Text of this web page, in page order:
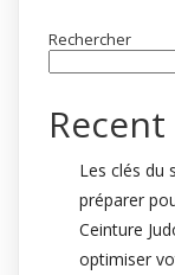
Rechercher
Les clés du
préparer
Ceinture
optimiser